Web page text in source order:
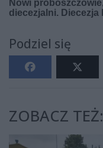
Podziel się
ZOBACZ TEŻ: